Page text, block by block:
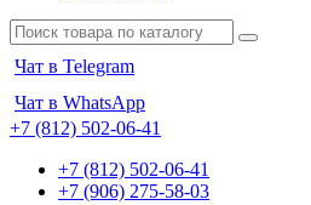
Чат в Telegram
Чат в WhatsApp
+7 (812) 502-06-41
+7 (812) 502-06-41
+7 (906) 275-58-03